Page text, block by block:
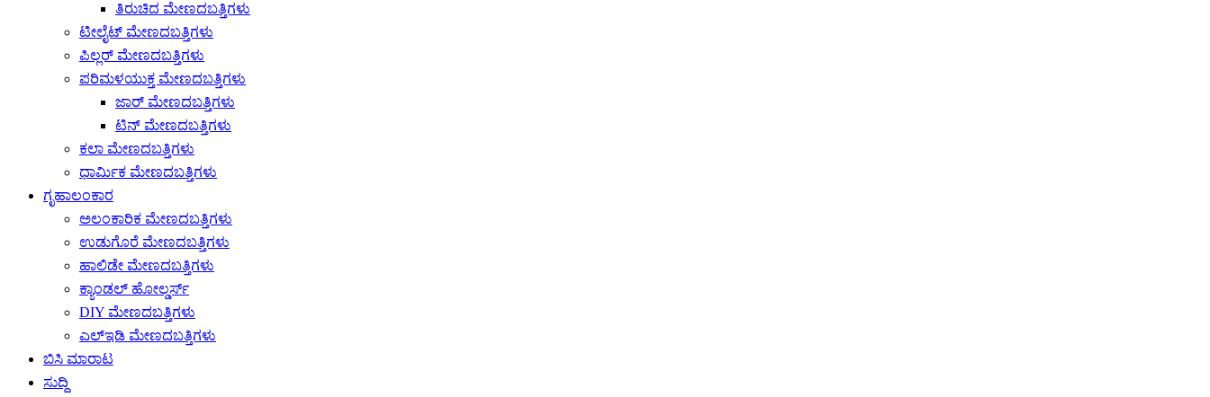
ತಿರುಚಿದ ಮೇಣದಬತ್ತಿಗಳು
ಟೀಲೈಟ್ ಮೇಣದಬತ್ತಿಗಳು
ಪಿಲ್ಲರ್ ಮೇಣದಬತ್ತಿಗಳು
ಪರಿಮಳಯುಕ್ತ ಮೇಣದಬತ್ತಿಗಳು
ಜಾರ್ ಮೇಣದಬತ್ತಿಗಳು
ಟಿನ್ ಮೇಣದಬತ್ತಿಗಳು
ಕಲಾ ಮೇಣದಬತ್ತಿಗಳು
ಧಾರ್ಮಿಕ ಮೇಣದಬತ್ತಿಗಳು
ಗೃಹಾಲಂಕಾರ
ಅಲಂಕಾರಿಕ ಮೇಣದಬತ್ತಿಗಳು
ಉಡುಗೊರೆ ಮೇಣದಬತ್ತಿಗಳು
ಹಾಲಿಡೇ ಮೇಣದಬತ್ತಿಗಳು
ಕ್ಯಾಂಡಲ್ ಹೋಲ್ಡರ್ಸ್
DIY ಮೇಣದಬತ್ತಿಗಳು
ಎಲ್ಇಡಿ ಮೇಣದಬತ್ತಿಗಳು
ಬಿಸಿ ಮಾರಾಟ
ಸುದ್ದಿ